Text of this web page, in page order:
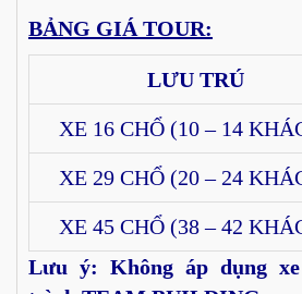
BẢNG GIÁ TOUR:
LƯU TRÚ
XE 16 CHỔ (10 – 14
XE 29 CHỔ (20 – 24
XE 45 CHỔ (38 – 42
Lưu ý: Không áp dụng